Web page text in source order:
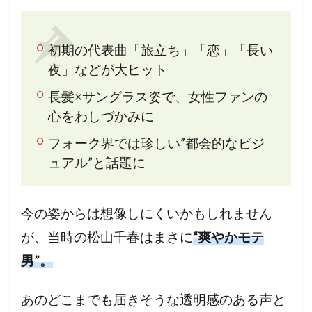
初期の代表曲「旅立ち」「恋」「長い
夜」などが大ヒット
長髪×サングラス姿で、女性ファンの
心をわしづかみに
フォーク界では珍しい”都会的なビジ
ュアル”と話題に
今の姿からは想像しにくいかもしれません
が、当時の松山千春はまさに“爽やかモテ
男”。
あのどこまでも届きそうな透明感のある声と